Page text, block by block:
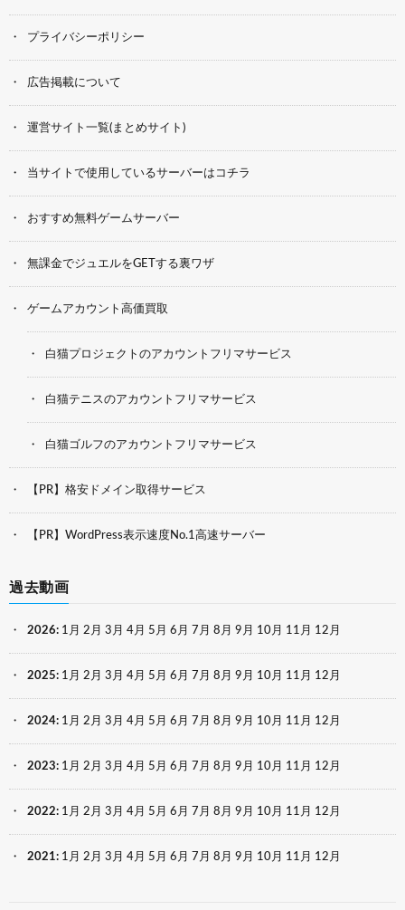
プライバシーポリシー
広告掲載について
運営サイト一覧(まとめサイト)
当サイトで使用しているサーバーはコチラ
おすすめ無料ゲームサーバー
無課金でジュエルをGETする裏ワザ
ゲームアカウント高価買取
白猫プロジェクトのアカウントフリマサービス
白猫テニスのアカウントフリマサービス
白猫ゴルフのアカウントフリマサービス
【PR】格安ドメイン取得サービス
【PR】WordPress表示速度No.1高速サーバー
過去動画
2026: 1月 2月 3月 4月 5月 6月 7月 8月 9月 10月 11月 12月
2025: 1月 2月 3月 4月 5月 6月 7月 8月 9月 10月 11月 12月
2024: 1月 2月 3月 4月 5月 6月 7月 8月 9月 10月 11月 12月
2023: 1月 2月 3月 4月 5月 6月 7月 8月 9月 10月 11月 12月
2022: 1月 2月 3月 4月 5月 6月 7月 8月 9月 10月 11月 12月
2021: 1月 2月 3月 4月 5月 6月 7月 8月 9月 10月 11月 12月